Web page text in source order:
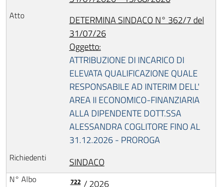
DETERMINA SINDACO N° 362/7 del
31/07/26
Oggetto:
ATTRIBUZIONE DI INCARICO DI
ELEVATA QUALIFICAZIONE QUALE
RESPONSABILE AD INTERIM DELL'
AREA II ECONOMICO-FINANZIARIA
ALLA DIPENDENTE DOTT.SSA
ALESSANDRA COGLITORE FINO AL
31.12.2026 - PROROGA
SINDACO
722 / 2026